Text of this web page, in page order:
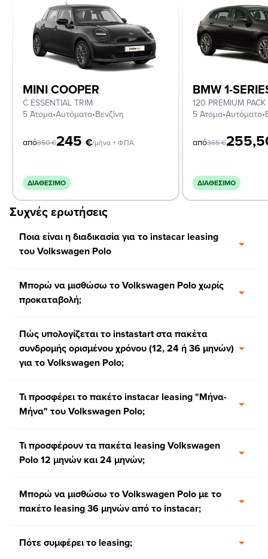
MINI COOPER
C ESSENTIAL TRIM
5 Άτομα•Αυτόματο•Βενζίνη
από350€245 €/μήνα + ΦΠΑ
ΔΙΑΘΈΣΙΜΟ
BMW 1-
120 PREMIUM PACK
5 Άτομα•Αυτόματο•
από365€
ΔΙΑΘΈΣΙΜΟ
Συχνές ερωτήσεις
Ποια είναι η διαδικασία για το instacar leasing
του Volkswagen Polo
Μπορώ να μισθώσω το Volkswagen Polo χωρίς
προκαταβολή;
Πώς υπολογίζεται το instastart στα πακέτα
συνδρομής ορισμένου χρόνου (12, 24 ή 36 μηνών)
για το Volkswagen Polo;
Τι προσφέρει το πακέτο instacar leasing "Μήνα-
Μήνα" του Volkswagen Polo;
Τι προσφέρουν τα πακέτα leasing Volkswagen
Polo 12 μηνών και 24 μηνών;
Μπορώ να μισθώσω το Volkswagen Polo με το
πακέτο leasing 36 μηνών από το instacar;
Πότε συμφέρει το leasing;